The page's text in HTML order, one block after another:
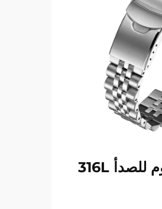
لماذا فولاذ المقاوم للصدأ 316L